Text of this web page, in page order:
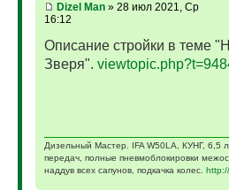
Dizel Man» 28 июл 2021, Ср
16:12
Описание стройки в теме
Зверя".
Дизельный Мастер. IFA W50LA, КУНГ, 6,5
передач, полные пневмоблокировки
наддув всех сапунов, подкачка колес.